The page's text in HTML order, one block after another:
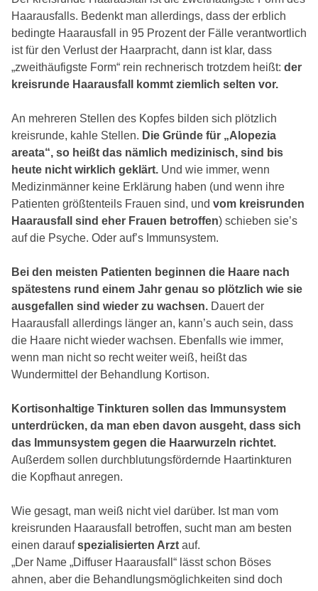
Haarausfalls. Bedenkt man allerdings, dass der erblich
bedingte Haarausfall in 95 Prozent der Fälle verantwortlich
ist für den Verlust der Haarpracht, dann ist klar, dass
„zweithäufigste Form“ rein rechnerisch trotzdem heißt: der
kreisrunde Haarausfall kommt ziemlich selten vor.
An mehreren Stellen des Kopfes bilden sich plötzlich
kreisrunde, kahle Stellen. Die Gründe für „Alopezia
areata“, so heißt das nämlich medizinisch, sind bis
heute nicht wirklich geklärt. Und wie immer, wenn
Medizinmänner keine Erklärung haben (und wenn ihre
Patienten größtenteils Frauen sind, und vom kreisrunden
Haarausfall sind eher Frauen betroffen) schieben sie’s
auf die Psyche. Oder auf’s Immunsystem.
Bei den meisten Patienten beginnen die Haare nach
spätestens rund einem Jahr genau so plötzlich wie sie
ausgefallen sind wieder zu wachsen. Dauert der
Haarausfall allerdings länger an, kann’s auch sein, dass
die Haare nicht wieder wachsen. Ebenfalls wie immer,
wenn man nicht so recht weiter weiß, heißt das
Wundermittel der Behandlung Kortison.
Kortisonhaltige Tinkturen sollen das Immunsystem
unterdrücken, da man eben davon ausgeht, dass sich
das Immunsystem gegen die Haarwurzeln richtet.
Außerdem sollen durchblutungsfördernde Haartinkturen
die Kopfhaut anregen.
Wie gesagt, man weiß nicht viel darüber. Ist man vom
kreisrunden Haarausfall betroffen, sucht man am besten
einen daraufspezialisierten Arzt auf.
„Der Name „Diffuser Haarausfall“ lässt schon Böses
ahnen, aber die Behandlungsmöglichkeiten sind doch